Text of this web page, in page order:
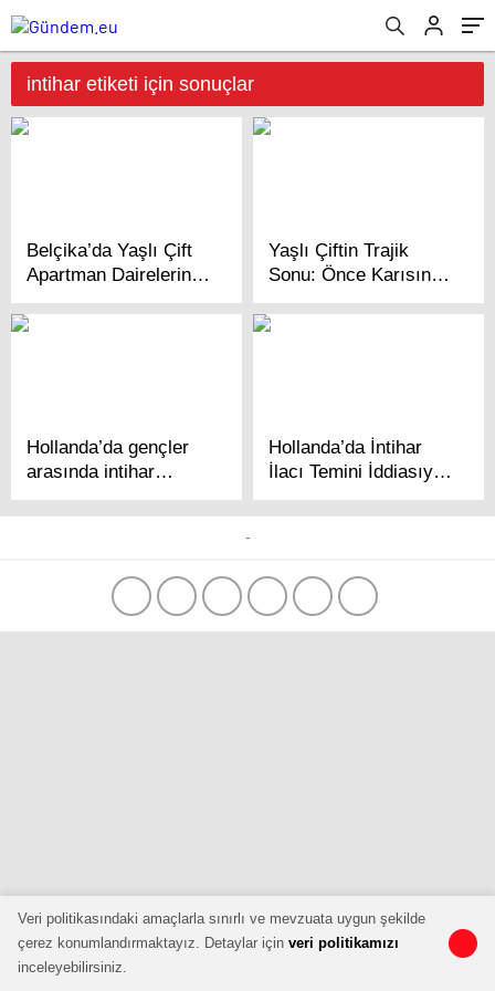
intihar etiketi için sonuçlar
Belçika’da Yaşlı Çift
Apartman Dairelerinde
Ölü Bulundu
Yaşlı Çiftin Trajik
Sonu: Önce Karısını
Sonra Kendini Vurdu
Hollanda’da gençler
arasında intihar
vakaları artıyor
Hollanda’da İntihar
İlacı Temini İddiasıyla
7 Kişi Hakkında Dava
Açılıyor
-
Veri politikasındaki amaçlarla sınırlı ve mevzuata uygun şekilde
çerez konumlandırmaktayız. Detaylar için veri politikamızı
inceleyebilirsiniz.